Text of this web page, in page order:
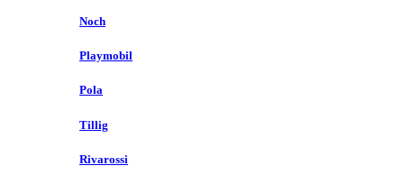
Noch
Playmobil
Pola
Tillig
Rivarossi